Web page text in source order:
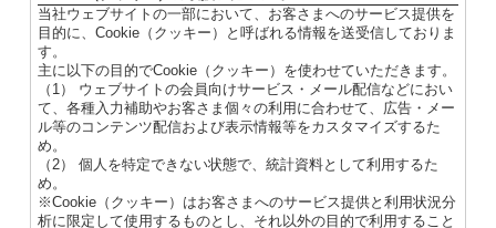
当社ウェブサイトの一部において、お客さまへのサービス提供を
目的に、Cookie（クッキー）と呼ばれる情報を送受信しておりま
す。
主に以下の目的でCookie（クッキー）を使わせていただきます。
（1） ウェブサイトの会員向けサービス・メール配信などにおい
て、各種入力補助やお客さま個々の利用に合わせて、広告・メー
ル等のコンテンツ配信および表示情報等をカスタマイズするた
め。
（2） 個人を特定できない状態で、統計資料として利用するた
め。
※Cookie（クッキー）はお客さまへのサービス提供と利用状況分
析に限定して使用するものとし、それ以外の目的で利用すること